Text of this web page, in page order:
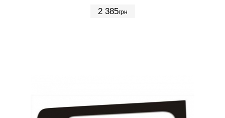
2 385грн